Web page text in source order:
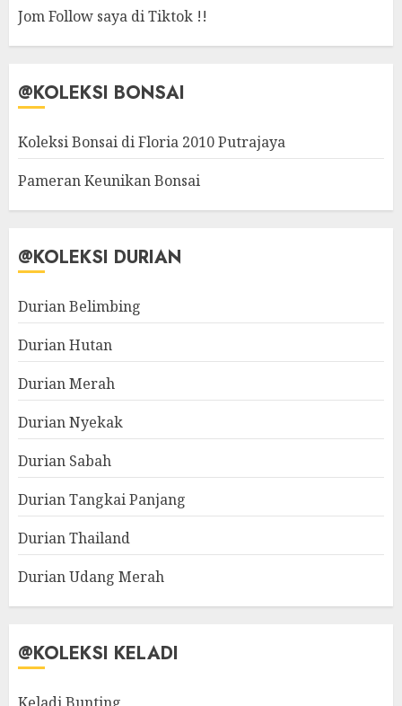
Jom Follow saya di Tiktok !!
@KOLEKSI BONSAI
Koleksi Bonsai di Floria 2010 Putrajaya
Pameran Keunikan Bonsai
@KOLEKSI DURIAN
Durian Belimbing
Durian Hutan
Durian Merah
Durian Nyekak
Durian Sabah
Durian Tangkai Panjang
Durian Thailand
Durian Udang Merah
@KOLEKSI KELADI